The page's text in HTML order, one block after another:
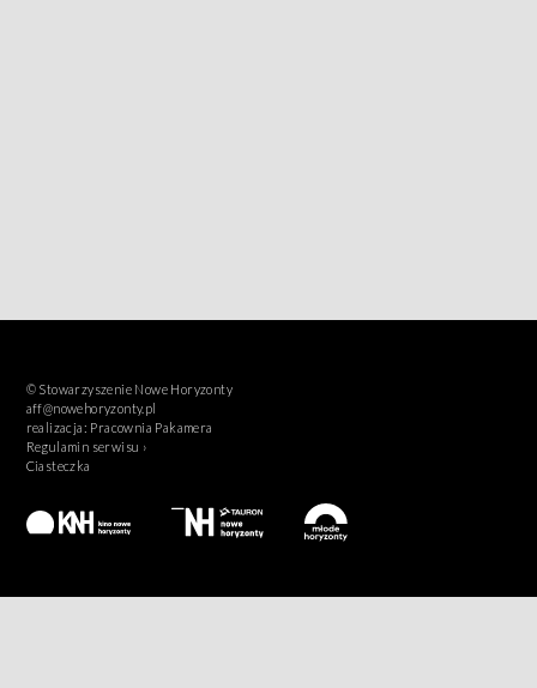
© Stowarzyszenie Nowe Horyzonty
aff@nowehoryzonty.pl
realizacja: Pracownia Pakamera
Regulamin serwisu ›
Ciasteczka